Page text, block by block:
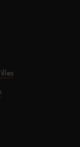
à Paris
Christophe